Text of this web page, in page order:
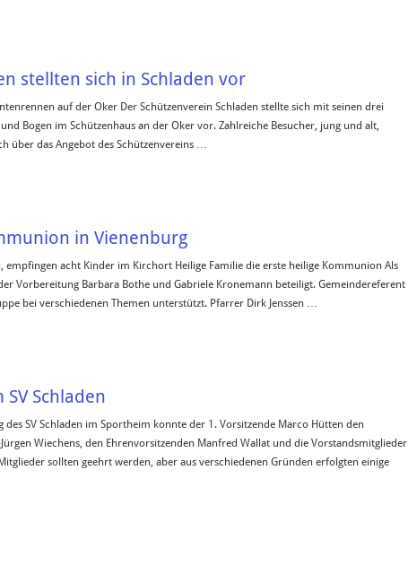
stellten sich in Schladen vor
auf der Oker Der Schützenverein Schladen stellte sich mit seinen drei
Bogen im Schützenhaus an der Oker vor. Zahlreiche Besucher, jung und alt,
über das Angebot des Schützenvereins …
in Vienenburg
empfingen acht Kinder im Kirchort Heilige Familie die erste heilige Kommunion Als
Vorbereitung Barbara Bothe und Gabriele Kronemann beteiligt. Gemeindereferent
bei verschiedenen Themen unterstützt. Pfarrer Dirk Jenssen …
Schladen
des SV Schladen im Sportheim konnte der 1. Vorsitzende Marco Hütten den
Wiechens, den Ehrenvorsitzenden Manfred Wallat und die Vorstandsmitglieder
sollten geehrt werden, aber aus verschiedenen Gründen erfolgten einige